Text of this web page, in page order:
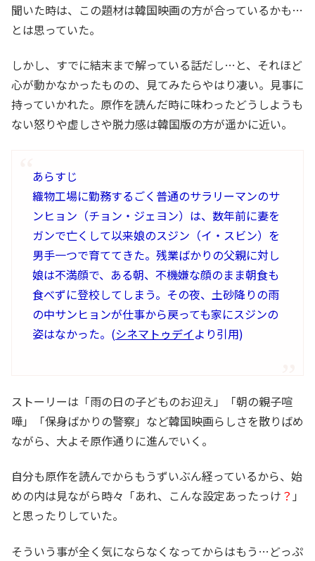
聞いた時は、この題材は韓国映画の方が合っているかも…
とは思っていた。
しかし、すでに結末まで解っている話だし…と、それほど
心が動かなかったものの、見てみたらやはり凄い。見事に
持っていかれた。原作を読んだ時に味わったどうしようも
ない怒りや虚しさや脱力感は韓国版の方が遥かに近い。
あらすじ
織物工場に勤務するごく普通のサラリーマンのサ
ンヒョン（チョン・ジェヨン）は、数年前に妻を
ガンで亡くして以来娘のスジン（イ・スビン）を
男手一つで育ててきた。残業ばかりの父親に対し
娘は不満顔で、ある朝、不機嫌な顔のまま朝食も
食べずに登校してしまう。その夜、土砂降りの雨
の中サンヒョンが仕事から戻っても家にスジンの
姿はなかった。(シネマトゥデイより引用)
ストーリーは「雨の日の子どものお迎え」「朝の親子喧
嘩」「保身ばかりの警察」など韓国映画らしさを散りばめ
ながら、大よそ原作通りに進んでいく。
自分も原作を読んでからもうずいぶん経っているから、始
めの内は見ながら時々「あれ、こんな設定あったっけ ？ 」
と思ったりしていた。
そういう事が全く気にならなくなってからはもう…どっぷ